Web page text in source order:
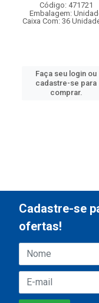
Código: 471721
Embalagem:
Caixa Com: 36
Faça seu login ou
cadastre-se para
comprar.
Cadastre-se
ofertas!